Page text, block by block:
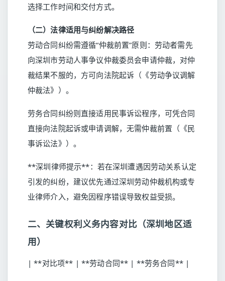
选择工作时间和交付方式。
（二）法律适用与纠纷解决路径
劳动合同纠纷需遵循“仲裁前置”原则：劳动者需先
向深圳市劳动人事争议仲裁委员会申请仲裁，对仲
裁结果不服的，方可向法院起诉（《劳动争议调解
仲裁法》）。
劳务合同纠纷则直接适用民事诉讼程序，可凭合同
直接向法院起诉或申请调解，无需仲裁前置（《民
事诉讼法》）。
**深圳律师提示**：若在深圳遭遇因劳动关系认定
引发的纠纷，建议优先通过深圳劳动仲裁机构或专
业律师介入，避免因程序错误导致权益受损。
二、关键权利义务内容对比（深圳地区适
用）
| **对比项** | **劳动合同** | **劳务合同** |